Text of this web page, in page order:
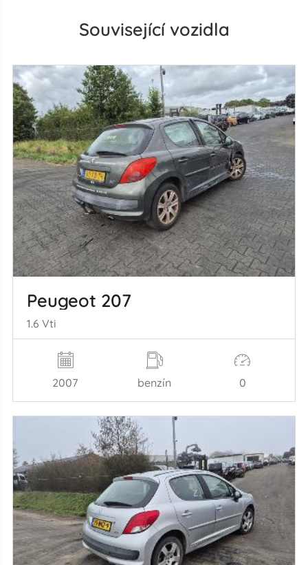
Související vozidla
Peugeot 207
1.6 Vti
2007 benzín 0